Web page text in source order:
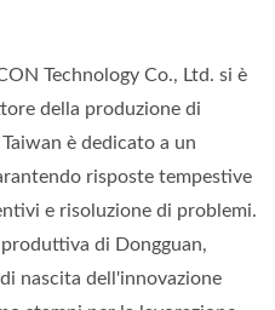
Technology Co., Ltd. si è
della produzione di
è dedicato a un
risposte tempestive
e risoluzione di problemi.
di Dongguan,
nascita dell'innovazione